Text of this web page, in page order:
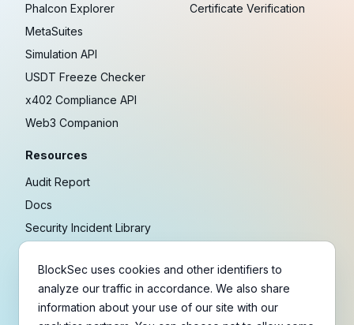
Phalcon Explorer
MetaSuites
Simulation API
USDT Freeze Checker
x402 Compliance API
Web3 Companion
Resources
Audit Report
Docs
Security Incident Library
Research
Guides
Crypto Payment Playbook
Certificate Verification
BlockSec uses cookies and other identifiers to
analyze our traffic in accordance. We also share
information about your use of our site with our